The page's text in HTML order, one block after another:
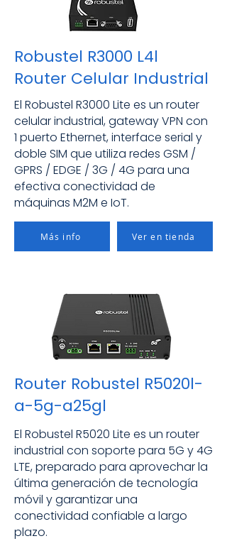
Robustel R3000 L4l
Router Celular Industrial
El Robustel R3000 Lite es un router
celular industrial, gateway VPN con
1 puerto Ethernet, interface serial y
doble SIM que utiliza redes GSM /
GPRS / EDGE / 3G / 4G para una
efectiva conectividad de
máquinas M2M e IoT.
Más info Ver en tienda
Router Robustel R5020l-
a-5g-a25gl
El Robustel R5020 Lite es un router
industrial con soporte para 5G y 4G
LTE, preparado para aprovechar la
última generación de tecnología
móvil y garantizar una
conectividad confiable a largo
plazo.